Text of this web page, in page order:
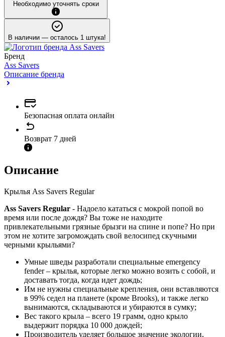
Необходимо уточнять сроки
В наличии — осталось 1 штука!
Бренд
Ass Savers
Описание бренда
Безопасная оплата онлайн
Возврат 7 дней
Описание
Крылья Ass Savers Regular
Ass Savers Regular - Надоело кататься с мокрой попой во
время или после дождя? Вы тоже не находите
привлекательными грязные брызги на спине и попе? Но при
этом не хотите загромождать свой велосипед скучными
черными крыльями?
Умные шведы разработали специальные emergency
fender – крылья, которые легко можно возить с собой, и
доставать тогда, когда идет дождь;
Им не нужны специальные крепления, они вставляются
в 99% седел на планете (кроме Brooks), и также легко
вынимаются, складываются и убираются в сумку;
Вес такого крыла – всего 19 грамм, одно крыло
выдержит порядка 10 000 дождей;
Производитель уделяет большое значение экологии,